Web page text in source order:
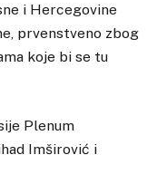
i Hercegovine
prvenstveno zbog
koje bi se tu
Plenum
Imširović i